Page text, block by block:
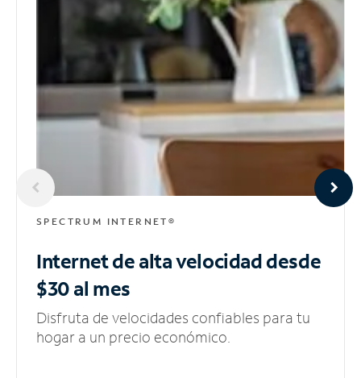
SPECTRUM INTERNET®
Internet de alta velocidaddesde
$30 al mes
Disfruta de velocidades confiables para tu
hogar a un precio económico.